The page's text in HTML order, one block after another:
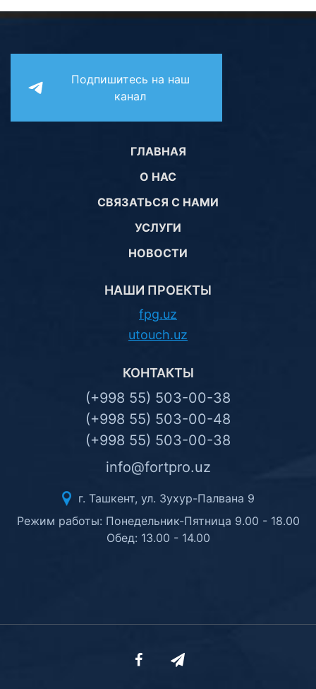
Подпишитесь на наш
канал
ГЛАВНАЯ
О НАС
СВЯЗАТЬСЯ С НАМИ
УСЛУГИ
НОВОСТИ
НАШИ ПРОЕКТЫ
fpg.uz
utouch.uz
КОНТАКТЫ
(+998 55) 503-00-38
(+998 55) 503-00-48
(+998 55) 503-00-38
info@fortpro.uz
г. Ташкент, ул. Зухур-Палвана 9
Режим работы: Понедельник-Пятница 9.00 - 18.00
Обед: 13.00 - 14.00